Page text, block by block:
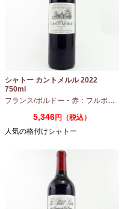
シャトー カントメルル 2022
750ml
フランス/ボルドー ・ 赤：フルボディ
5,346円（税込）
人気の格付けシャトー